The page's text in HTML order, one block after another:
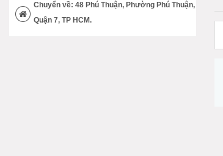
Chuyển về: 48 Phú Thuận, Phường Phú Thuận,
Quận 7, TP HCM.